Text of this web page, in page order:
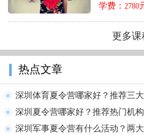
学费： 2780
更多课
热点文章
深圳体育夏令营哪家好？推荐三
深圳夏令营哪家好？推荐热门机构
深圳军事夏令营有什么活动？两大